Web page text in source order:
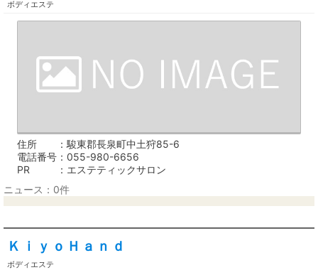
ボディエステ
住所
駿東郡長泉町中土狩85-6
電話番号
055-980-6656
PR
エステティックサロン
ニュース：0件
ＫｉｙｏＨａｎｄ
ボディエステ